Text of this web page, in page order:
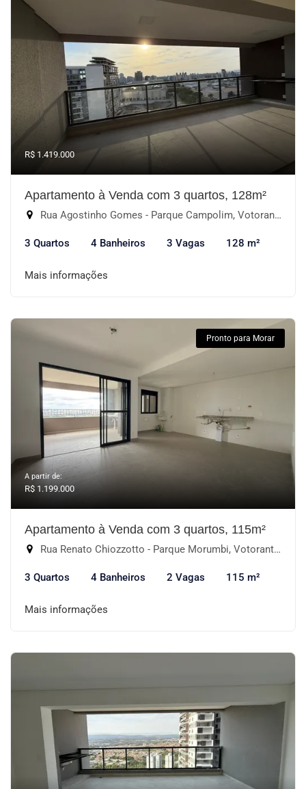
R$ 1.419.000
Apartamento à Venda com 3 quartos, 128m²
Rua Agostinho Gomes - Parque Campolim, Votorantim-SP
3 Quartos 4 Banheiros 3 Vagas 128 m²
Mais informações
Pronto para Morar
A partir de:
R$ 1.199.000
Apartamento à Venda com 3 quartos, 115m²
Rua Renato Chiozzotto - Parque Morumbi, Votorantim-SP
3 Quartos 4 Banheiros 2 Vagas 115 m²
Mais informações